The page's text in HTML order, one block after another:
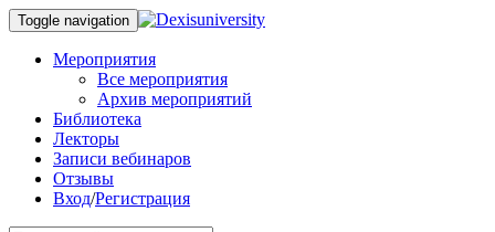
Toggle navigation
Мероприятия
Все мероприятия
Архив мероприятий
Библиотека
Лекторы
Записи вебинаров
Отзывы
Вход/Регистрация